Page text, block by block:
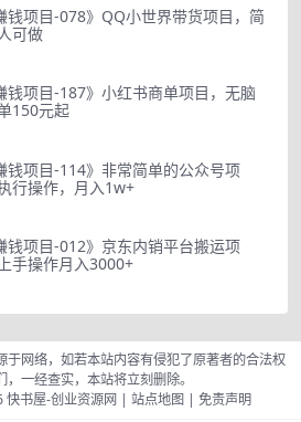
钱项目-078》QQ小世界带货项目，简
可做
钱项目-187》小红书商单项目，无脑
150元起
钱项目-114》非常简单的公众号项
行操作，月入1w+
钱项目-012》京东内销平台搬运项
手操作月入3000+
于网络，如若本站内容有侵犯了原著者的合法权
，一经查实，本站将立刻删除。
快书屋-创业资源网 | 站点地图 | 免责声明